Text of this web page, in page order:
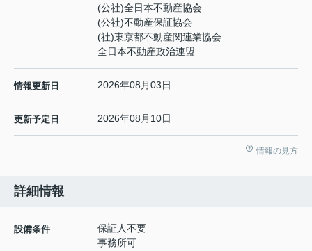
(公社)全日本不動産協会
(公社)不動産保証協会
(社)東京都不動産関連業協会
全日本不動産政治連盟
情報更新日 2026年08月03日
更新予定日 2026年08月10日
情報の見方
詳細情報
設備条件
保証人不要
事務所可